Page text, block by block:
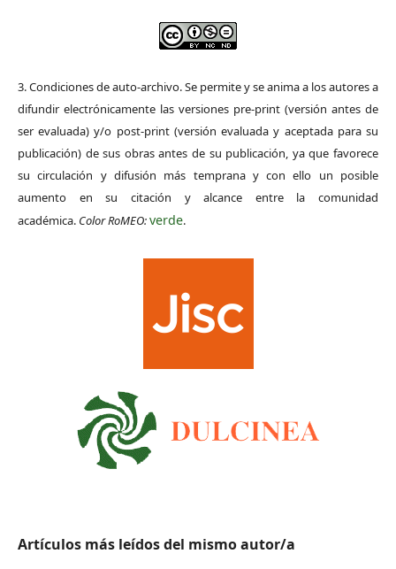
3. Condiciones de auto-archivo. Se permite y se anima a los autores a
difundir electrónicamente las versiones pre-print (versión antes de
ser evaluada) y/o post-print (versión evaluada y aceptada para su
publicación) de sus obras antes de su publicación, ya que favorece
su circulación y difusión más temprana y con ello un posible
aumento en su citación y alcance entre la comunidad
académica. Color RoMEO:verde.
Artículos más leídos del mismo autor/a